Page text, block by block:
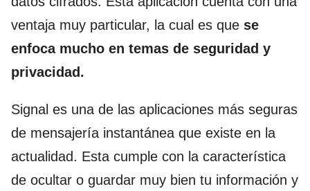
ventaja muy particular, la cual es que se
enfoca mucho en temas de seguridad y
privacidad.
Signal es una de las aplicaciones más seguras
de mensajería instantánea que existe en la
actualidad. Esta cumple con la característica
de ocultar o guardar muy bien tu información y